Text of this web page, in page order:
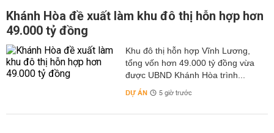
Khánh Hòa đề xuất làm khu đô thị hỗn hợp hơn
49.000 tỷ đồng
Khu đô thị hỗn hợp Vĩnh Lương,
tổng vốn hơn 49.000 tỷ đồng vừa
được UBND Khánh Hòa trình...
DỰ ÁN 5 giờ trước